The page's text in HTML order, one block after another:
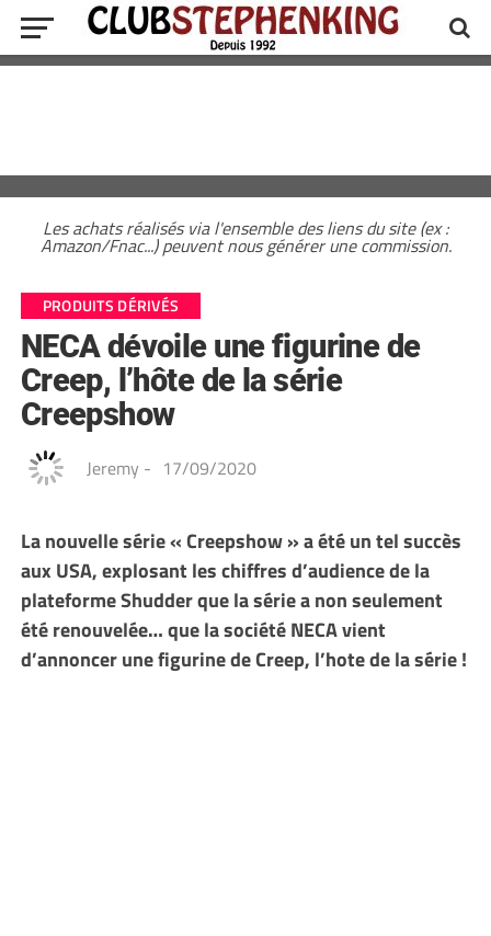
Les achats réalisés via l'ensemble des liens du site (ex :
Amazon/Fnac...) peuvent nous générer une commission.
PRODUITS DÉRIVÉS
NECA dévoile une figurine de
Creep, l’hôte de la série
Creepshow
Jeremy - 17/09/2020
La nouvelle série « Creepshow » a été un tel succès
aux USA, explosant les chiffres d’audience de la
plateforme Shudder que la série a non seulement
été renouvelée… que la société NECA vient
d’annoncer une figurine de Creep, l’hote de la série !